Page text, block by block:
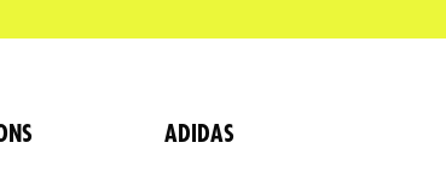
ADIDAS